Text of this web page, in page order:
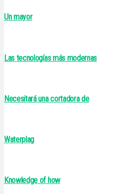
Un mayor
Las tecnologías más modernas
Necesitará una cortadora de
Waterplag
Knowledge of how